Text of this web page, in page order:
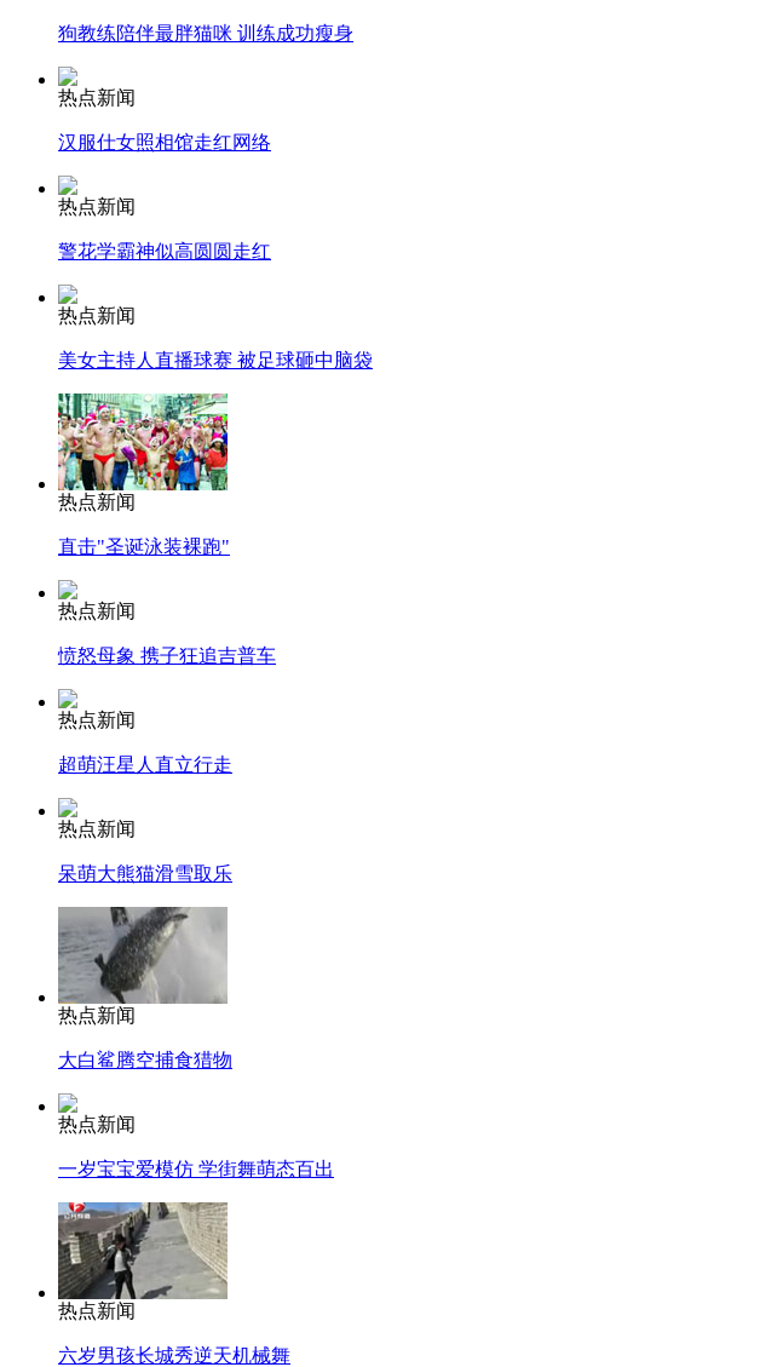
司机酒驾遇交警 急速倒车逃窜
狗教练陪伴最胖猫咪 训练成功瘦身
热点新闻
汉服仕女照相馆走红网络
热点新闻
警花学霸神似高圆圆走红
热点新闻
美女主持人直播球赛 被足球砸中脑袋
热点新闻
直击"圣诞泳装裸跑"
热点新闻
愤怒母象 携子狂追吉普车
热点新闻
超萌汪星人直立行走
热点新闻
呆萌大熊猫滑雪取乐
热点新闻
大白鲨腾空捕食猎物
热点新闻
一岁宝宝爱模仿 学街舞萌态百出
热点新闻
六岁男孩长城秀逆天机械舞